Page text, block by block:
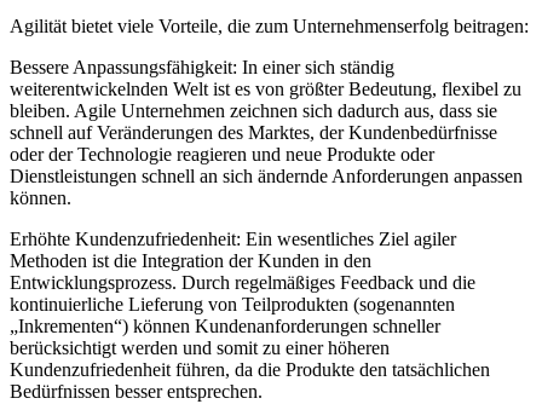
Agilität bietet viele Vorteile, die zum Unternehmenserfolg beitragen:
Bessere Anpassungsfähigkeit: In einer sich ständig
weiterentwickelnden Welt ist es von größter Bedeutung, flexibel zu
bleiben. Agile Unternehmen zeichnen sich dadurch aus, dass sie
schnell auf Veränderungen des Marktes, der Kundenbedürfnisse
oder der Technologie reagieren und neue Produkte oder
Dienstleistungen schnell an sich ändernde Anforderungen anpassen
können.
Erhöhte Kundenzufriedenheit: Ein wesentliches Ziel agiler
Methoden ist die Integration der Kunden in den
Entwicklungsprozess. Durch regelmäßiges Feedback und die
kontinuierliche Lieferung von Teilprodukten (sogenannten
„Inkrementen“) können Kundenanforderungen schneller
berücksichtigt werden und somit zu einer höheren
Kundenzufriedenheit führen, da die Produkte den tatsächlichen
Bedürfnissen besser entsprechen.